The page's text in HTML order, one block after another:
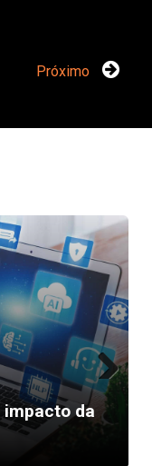
Próximo
impacto daNext